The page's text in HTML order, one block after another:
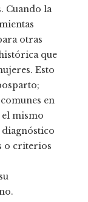
Cuando la
otras
que
Esto
en
mismo
o criterios